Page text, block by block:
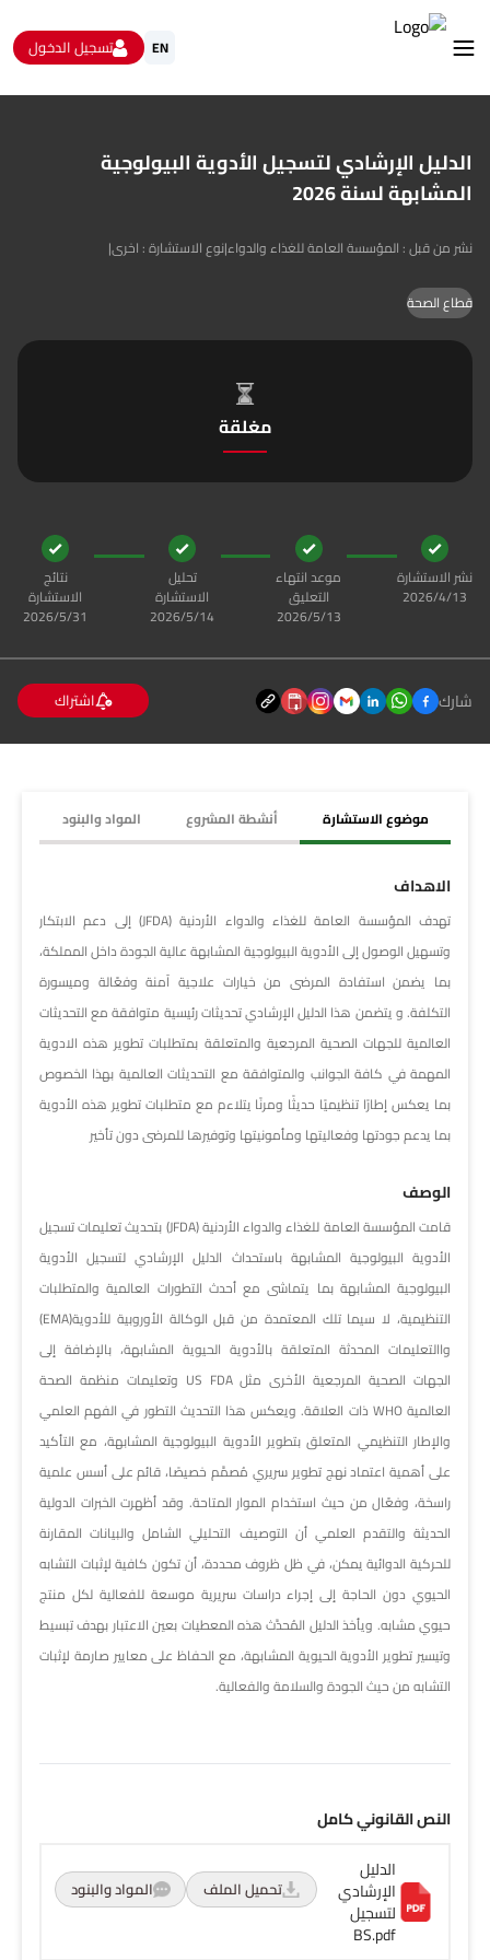
EN تسجيل الدخول
الاستبيانات و استطلاعات الرأي
البيانات المفتوحة
من نحن
الدليل الإرشادي لتسجيل الأدوية البيولوجية
المشابهة لسنة 2026
نشر من قبل : المؤسسة العامة للغذاء والدواء|نوع الاستشارة : اخرى|
قطاع الصحة
مغلقة
نشر الاستشارة
13‏‏/4‏‏/2026
موعد انتهاء
التعليق
13‏‏/5‏‏/2026
تحليل
الاستشارة
14‏‏/5‏‏/2026
نتائج
الاستشارة
31‏‏/5‏‏/2026
شارك اشتراك
موضوع الاستشارة أنشطة المشروع المواد والبنود
الاهداف
تهدف المؤسسة العامة للغذاء والدواء الأردنية (JFDA) إلى دعم الابتكار
وتسهيل الوصول إلى الأدوية البيولوجية المشابهة عالية الجودة داخل المملكة،
بما يضمن استفادة المرضى من خيارات علاجية آمنة وفعّالة وميسورة
التكلفة. و يتضمن هذا الدليل الإرشادي تحديثات رئيسية متوافقة مع التحديثات
العالمية للجهات الصحية المرجعية والمتعلقة بمتطلبات تطوير هذه الادوية
المهمة في كافة الجوانب والمتوافقة مع التحديثات العالمية بهذا الخصوص
بما يعكس إطارًا تنظيميًا حديثًا ومرنًا يتلاءم مع متطلبات تطوير هذه الأدوية
بما يدعم جودتها وفعاليتها ومأمونيتها وتوفيرها للمرضى دون تأخير
الوصف
قامت المؤسسة العامة للغذاء والدواء الأردنية (JFDA) بتحديث تعليمات تسجيل
الأدوية البيولوجية المشابهة باستحداث الدليل الإرشادي لتسجيل الأدوية
البيولوجية المشابهة بما يتماشى مع أحدث التطورات العالمية والمتطلبات
التنظيمية، لا سيما تلك المعتمدة من قبل الوكالة الأوروبية للأدوية(EMA)
واالتعليمات المحدثة المتعلقة بالأدوية الحيوية المشابهة، بالإضافة إلى
الجهات الصحية المرجعية الأخرى مثل US FDA وتعليمات منظمة الصحة
العالمية WHO ذات العلاقة. ويعكس هذا التحديث التطور في الفهم العلمي
والإطار التنظيمي المتعلق بتطوير الأدوية البيولوجية المشابهة، مع التأكيد
على أهمية اعتماد نهج تطوير سريري مُصمَّم خصيصًا، قائم على أسس علمية
راسخة، وفعّال من حيث استخدام الموار المتاحة. وقد أظهرت الخبرات الدولية
الحديثة والتقدم العلمي أن التوصيف التحليلي الشامل والبيانات المقارنة
للحركية الدوائية يمكن، في ظل ظروف محددة، أن تكون كافية لإثبات التشابه
الحيوي دون الحاجة إلى إجراء دراسات سريرية موسعة للفعالية لكل منتج
حيوي مشابه. ويأخذ الدليل المُحدَّث هذه المعطيات بعين الاعتبار بهدف تبسيط
وتيسير تطوير الأدوية الحيوية المشابهة، مع الحفاظ على معايير صارمة لإثبات
التشابه من حيث الجودة والسلامة والفعالية.
النص القانوني كامل
الدليل
الإرشادي
لتسجيل
BS.pdf
تحميل الملف المواد والبنود